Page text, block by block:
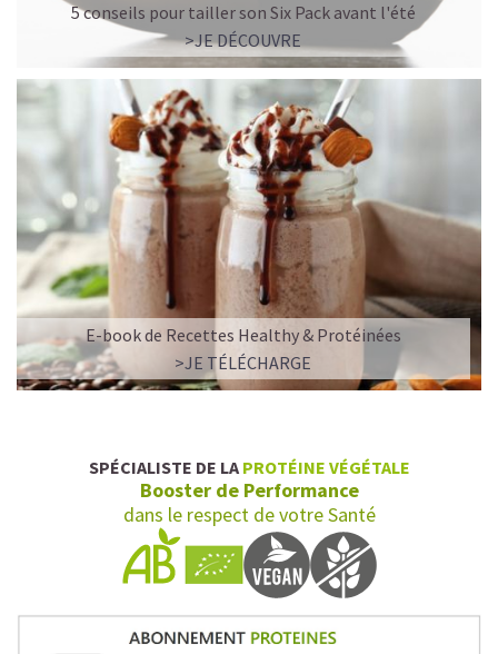
5 conseils pour tailler son Six Pack avant l'été
>JE DÉCOUVRE
E-book de Recettes Healthy & Protéinées
>JE TÉLÉCHARGE
SPÉCIALISTE DE LA PROTÉINE VÉGÉTALE
Booster de Performance
dans le respect de votre Santé